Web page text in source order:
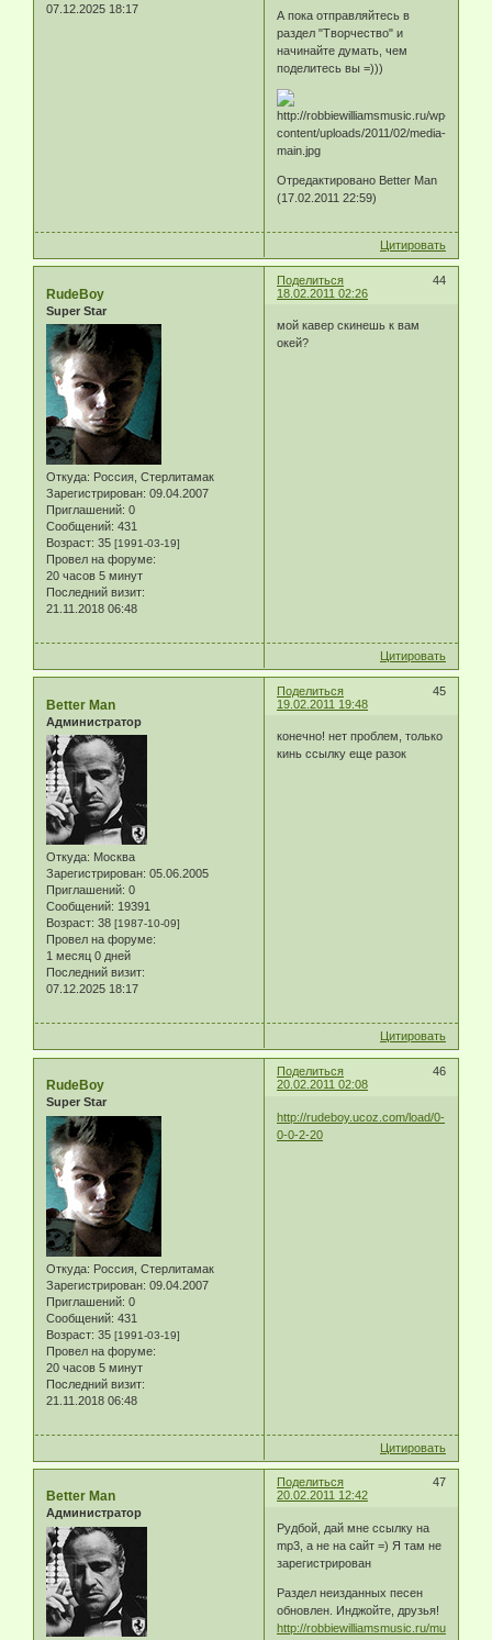
07.12.2025 18:17
А пока отправляйтесь в
раздел "Творчество" и
начинайте думать, чем
поделитесь вы =)))
Отредактировано Better Man
(17.02.2011 22:59)
Цитировать
Поделиться
44
18.02.2011 02:26
RudeBoy
Super Star
Откуда: Россия, Стерлитамак
Зарегистрирован: 09.04.2007
Приглашений: 0
Сообщений: 431
Возраст: 35 [1991-03-19]
Провел на форуме:
20 часов 5 минут
Последний визит:
21.11.2018 06:48
мой кавер скинешь к вам
окей?
Цитировать
Поделиться
45
19.02.2011 19:48
Better Man
Администратор
Откуда: Москва
Зарегистрирован: 05.06.2005
Приглашений: 0
Сообщений: 19391
Возраст: 38 [1987-10-09]
Провел на форуме:
1 месяц 0 дней
Последний визит:
07.12.2025 18:17
конечно! нет проблем, только
кинь ссылку еще разок
Цитировать
Поделиться
46
20.02.2011 02:08
RudeBoy
Super Star
Откуда: Россия, Стерлитамак
Зарегистрирован: 09.04.2007
Приглашений: 0
Сообщений: 431
Возраст: 35 [1991-03-19]
Провел на форуме:
20 часов 5 минут
Последний визит:
21.11.2018 06:48
http://rudeboy.ucoz.com/load/0-
0-0-2-20
Цитировать
Поделиться
47
20.02.2011 12:42
Better Man
Администратор
Рудбой, дай мне ссылку на
mp3, а не на сайт =) Я там не
зарегистрирован
Раздел неизданных песен
обновлен. Инджойте, друзья!
http://robbiewilliamsmusic.ru/music/